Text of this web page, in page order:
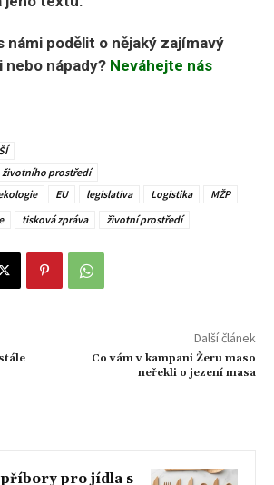
námi podělit o nějaký zajímavý
nápady? Neváhejte nás
životního prostředí
EU legislativa Logistika
MŽP
tisková zpráva životní prostředí
Další článek
Co vám v kampani Žeru maso
neřekli o jezení masa
pro jídla s